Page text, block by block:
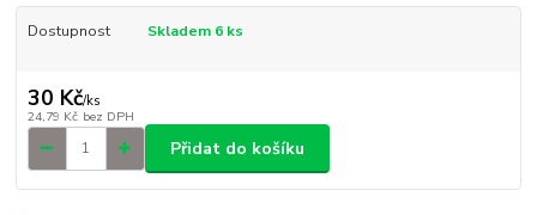
Dostupnost Skladem 6 ks
30 Kč/ks
24,79 Kč bez DPH
Přidat do košíku